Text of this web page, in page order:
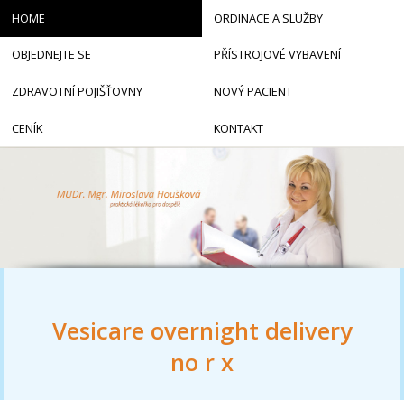
Vesicare overnight delivery
no r x
HOME ORDINACE A SLUŽBY
OBJEDNEJTE SE PŘÍSTROJOVÉ VYBAVENÍ
ZDRAVOTNÍ POJIŠŤOVNY NOVÝ PACIENT
CENÍK KONTAKT